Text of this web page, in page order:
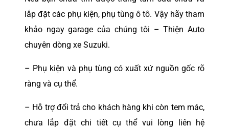
lắp đặt các phụ kiện, phụ tùng ô tô. Vậy hãy tham
khảo ngay garage của chúng tôi – Thiện Auto
chuyên dòng xe Suzuki.
– Phụ kiện và phụ tùng có xuất xứ nguồn gốc rõ
ràng và cụ thể.
– Hỗ trợ đổi trả cho khách hàng khi còn tem mác,
chưa lắp đặt chi tiết cụ thể vui lòng liên hệ